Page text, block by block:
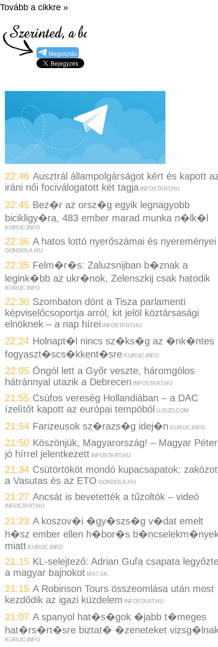
Tovább a cikkre »
Megosztás
22:46 Ausztrál állampolgárságot kért és kapott
iráni női fociválogatott két tagja INFOSTART.HU
22:45 Bez�r az orsz�g egyik legnagyobb
bicikligy�ra, 483 ember marad munka n�lk�l
KURUC.INFO
22:36 A hatos lottó nyerőszámai és nyereményei
GONDOLA.HU
22:35 Felm�r�s: Zaluzsnijban b�znak a
legink�bb az ukr�nok, Zelenszkij csak hatodik
KURUC.INFO
22:30 Szombaton dönt a Tisza parlamenti
képviselőcsoportja arról, kit jelöl köztársasági
elnöknek – a nap hírei INFOSTART.HU
22:24 Holnapt�l nincs sz�ks�g az �nk�ntes
fogyaszt�scs�kkent�sre KURUC.INFO
22:05 Öngól lett a Győr veszte, háromgólos
hátránnyal utazik a Debrecen
INFOSTART.HU
21:55 Csúfos vereség Hollandiában – a DAC
ízelítőt kapott az európai tempóból UJSZO.COM
21:54 Farizeusok sz�razs�g idej�n KURUC.INFO
21:50 Köszönjük, Magyarország! – Magyar Péter
jó hírrel jelentkezett INFOSTART.HU
21:34 Csütörtököt mondó kupacsapatok:
a Vasutas és az ETO GONDOLA.HU
21:27 Ancsát is bevetették a tűzoltók – videó
INFOSTART.HU
21:23 A koszov�i �gy�szs�g v�dat emelt
h�sz ember ellen h�bor�s
miatt KURUC.INFO
21:15 KL-selejtező: Adrian Guľa csapata
a magyar bajnokot MA7.SK
21:15 A Robinson Tours összeomlása után most
kezdődik az igazi küzdelem INFOSTART.HU
21:07 A spanyol hat�s�gok �jabb t�meges
hat�rs�rt�sre biztat� �zeneteket
KURUC.INFO